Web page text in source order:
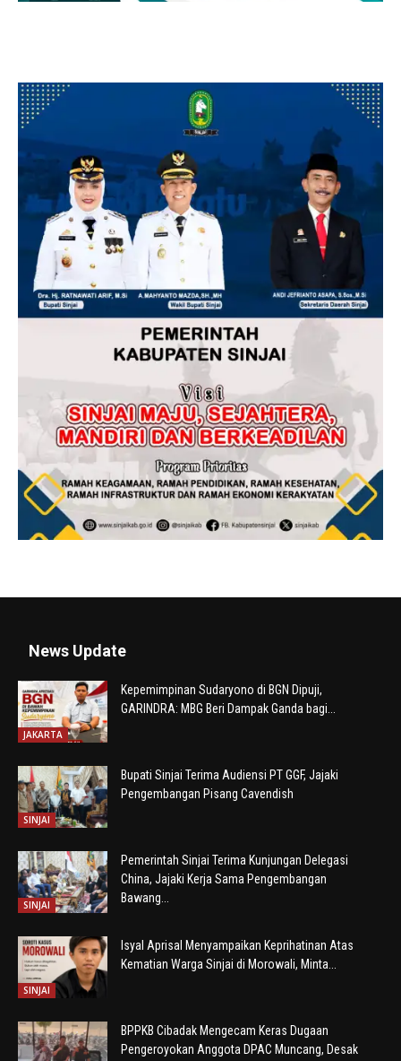
News Update
JAKARTA
Kepemimpinan Sudaryono di BGN Dipuji,
GARINDRA: MBG Beri Dampak Ganda bagi...
SINJAI
Bupati Sinjai Terima Audiensi PT GGF, Jajaki
Pengembangan Pisang Cavendish
SINJAI
Pemerintah Sinjai Terima Kunjungan Delegasi
China, Jajaki Kerja Sama Pengembangan
Bawang...
SINJAI
Isyal Aprisal Menyampaikan Keprihatinan Atas
Kematian Warga Sinjai di Morowali, Minta...
BPPKB Cibadak Mengecam Keras Dugaan
Pengeroyokan Anggota DPAC Muncang, Desak